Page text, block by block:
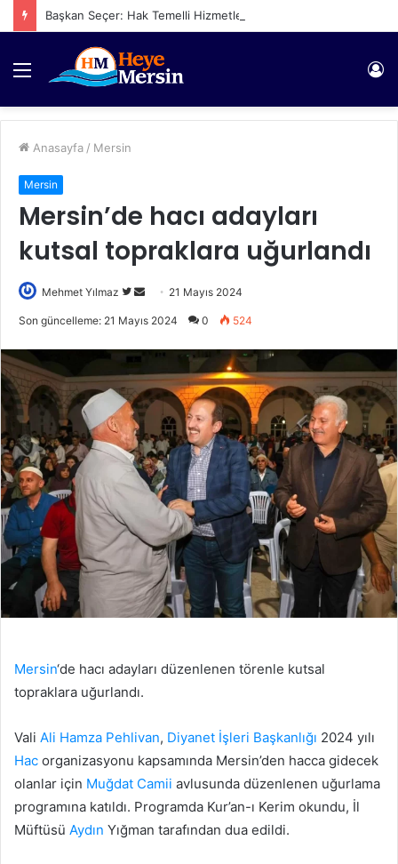
Menü
Anasayfa / Mersin
Mersin
Mersin’de hacı adayları
kutsal topraklara uğurlandı
Mehmet Yılmaz
Twitter'da
Bir
göndermek
21 Mayıs 2024
Son güncelleme: 21 Mayıs 2024 0 524
Mersin‘de hacı adayları düzenlenen törenle kutsal
topraklara uğurlandı.
Vali Ali Hamza Pehlivan, Diyanet İşleri Başkanlığı 2024 yılı
Hac organizasyonu kapsamında Mersin’den hacca gidecek
olanlar için Muğdat Camii avlusunda düzenlenen uğurlama
programına katıldı. Programda Kur’an-ı Kerim okundu, İl
Müftüsü Aydın Yığman tarafından dua edildi.